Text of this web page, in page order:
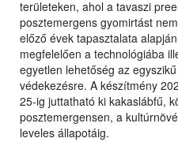
területeken, ahol a tavaszi
posztemergens gyomirtást
előző évek tapasztalata
megfelelően a technológiába
egyetlen lehetőség az
védekezésre. A készítmény
25-ig juttatható ki kakaslábfű,
posztemergensen, a
leveles állapotáig.